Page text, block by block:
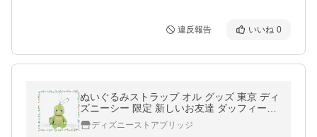
違反報告 いいね 0
ぬいぐるみストラップ オル グッズ 東京 ディ
ズニーシー 限定 新しいお友達 ダッフィー＆
フレンズ 仲間入り オル・メル オルメル オル
くん カメ 亀 ぬいスト
ディズニーストアブリッジ